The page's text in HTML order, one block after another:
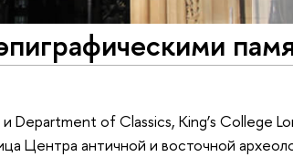
Department of Classics, King’s College
Центра античной и восточной